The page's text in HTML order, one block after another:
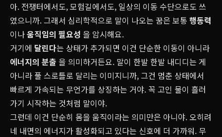
아. 전쟁터에서도, 모험길에서도, 일상의 이동 수단으로도 쓰
였으니까. 그래서 심리학적으로 말이 나오는 꿈은 보통 행동력
이나움직임의 필요성 을 암시해요.
거기에 달린다는 상태가 추가되면 이건 단순한 이동이 아니라
에너지의 분출 을 의미하거든요. 말이 한발 한발 내디디는 게
아니라 풀 스로틀로 달리는 이미지니까, 그건 멈춘 상태에서
빠르게 가속되는 무언가를 상징하는 거야. 꼭 고인 물이 흘러
가기 시작하는 것처럼 말이야.
그런데 이건 단순히 몸을 움직이라는 의미만은 아니야. 오히려
네 내면의 에너지가 활성화되고 있다는 신호에 더 가까워. 무